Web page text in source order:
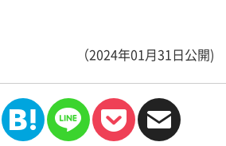
（2024年01月31日公開)